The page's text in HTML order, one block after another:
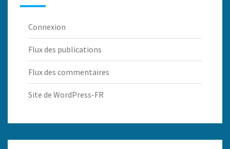
Connexion
Flux des publications
Flux des commentaires
Site de WordPress-FR